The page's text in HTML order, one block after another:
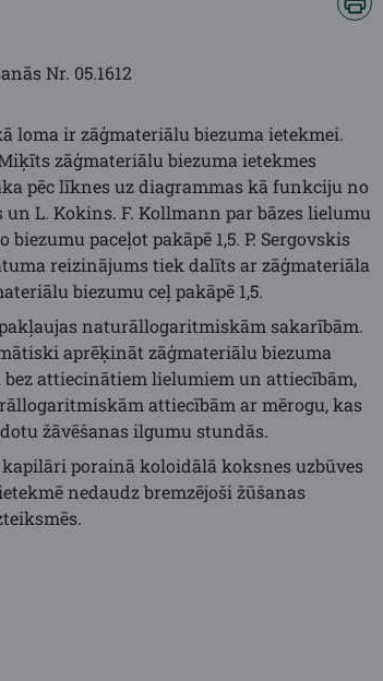
Nr. 05.1612
loma ir zāģmateriālu biezuma ietekmei.
zāģmateriālu biezuma ietekmes
pēc līknes uz diagrammas kā funkciju no
L. Kokins. F. Kollmann par bāzes lielumu
paceļot pakāpē 1,5. P. Sergovskis
reizinājums tiek dalīts ar zāģmateriāla
biezumu ceļ pakāpē 1,5.
naturāllogaritmiskām sakarībām.
aprēķināt zāģmateriālu biezuma
attiecinātiem lielumiem un attiecībām,
attiecībām ar mērogu, kas
žāvēšanas ilgumu stundās.
porainā koloidālā koksnes uzbūves
nedaudz bremzējoši žūšanas